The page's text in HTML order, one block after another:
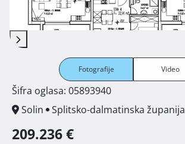
Fotografije Video
Šifra oglasa: 05893940
Solin
Splitsko-dalmatinska županija
209.236 €